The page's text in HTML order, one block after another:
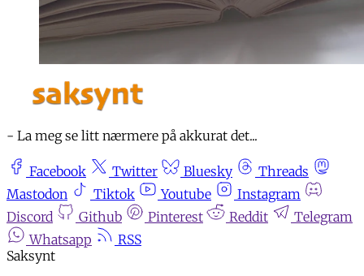
- La meg se litt nærmere på akkurat det...
Facebook Twitter Bluesky
Threads
Mastodon
Tiktok Youtube
Instagram
Discord
Github Pinterest Reddit
Telegram
Whatsapp
RSS